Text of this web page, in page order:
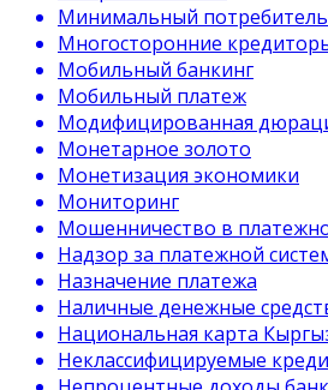
Минимальный
Многосторонние
Мобильный банкинг
Мобильный платеж
Модифицированная
Монетарное золото
Монетизация экономики
Мониторинг
Мошенничество в
Надзор за платежной
Назначение платежа
Наличные денежные
Национальная карта
Неклассифицируемые